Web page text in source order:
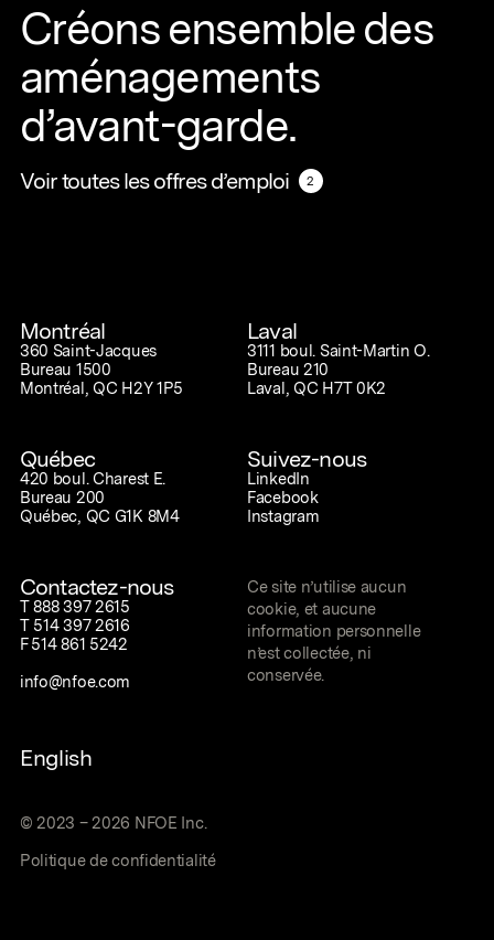
Créons ensemble des
aménagements
d’avant-garde.
Voir toutes les offres d’emploi
Voir toutes les offres d’emploi2 2
Montréal
360 Saint-Jacques
Bureau 1500
Montréal, QC H2Y 1P5
Laval
3111 boul. Saint-Martin O.
Bureau 210
Laval, QC H7T 0K2
Québec
420 boul. Charest E.
Bureau 200
Québec, QC G1K 8M4
Suivez-nous
LinkedIn
Facebook
Instagram
Contactez-nous
T888 397 2615
T 514 397 2616
F514 861 5242
info@nfoe.com
Ce site n’utilise aucun
cookie, et aucune
information personnelle
n’est collectée, ni
conservée.
English
©2023 –2026 NFOE Inc.
Politique de confidentialité